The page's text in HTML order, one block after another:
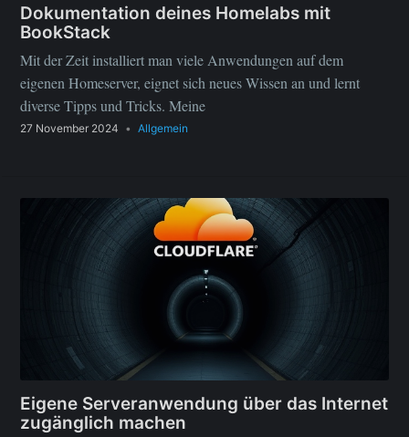
Dokumentation deines Homelabs mit
BookStack
Mit der Zeit installiert man viele Anwendungen auf dem
eigenen Homeserver, eignet sich neues Wissen an und lernt
diverse Tipps und Tricks. Meine
27 November 2024 • Allgemein
Eigene Serveranwendung über das Internet
zugänglich machen